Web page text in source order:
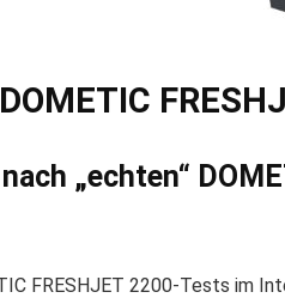
„echten“
FRESHJET 2200-Tests im